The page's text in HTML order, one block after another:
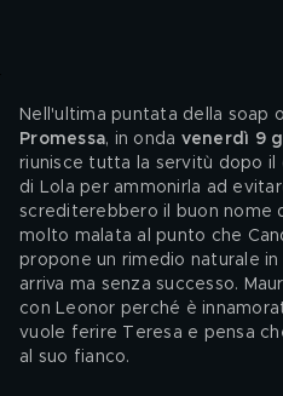
Nell'ultima puntata della soap
Promessa, in onda venerdì 9
riunisce tutta la servitù dopo
di Lola per ammonirla ad
screditerebbero il buon nome
molto malata al punto che
propone un rimedio naturale
arriva ma senza successo.
con Leonor perché è
vuole ferire Teresa e pensa
al suo fianco.